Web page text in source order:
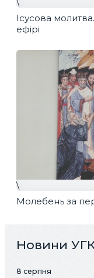
Ісусова
ефірі
\
Молебень за
Новини
8 серпня